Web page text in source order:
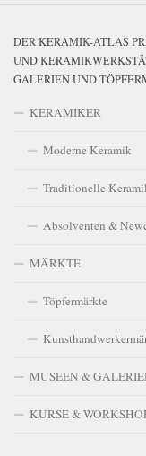
DER KERAMIK-ATLAS
UND
GALERIEN UND
KERAMIKER
Moderne Keramik
Traditionelle
Absolventen &
MÄRKTE
Töpfermärkte
MUSEEN &
KURSE &